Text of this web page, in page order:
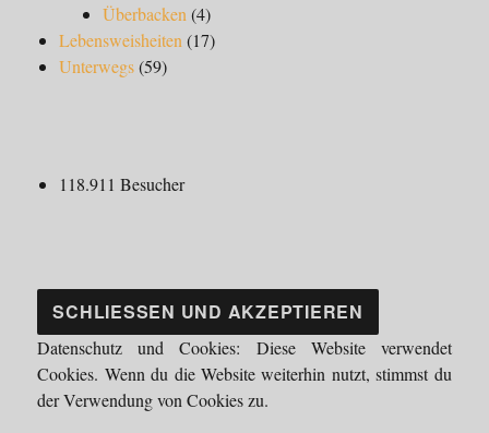
Überbacken (4)
Lebensweisheiten (17)
Unterwegs(59)
118.911 Besucher
Datenschutz und Cookies: Diese Website verwendet
Cookies. Wenn du die Website weiterhin nutzt, stimmst du
der Verwendung von Cookies zu.